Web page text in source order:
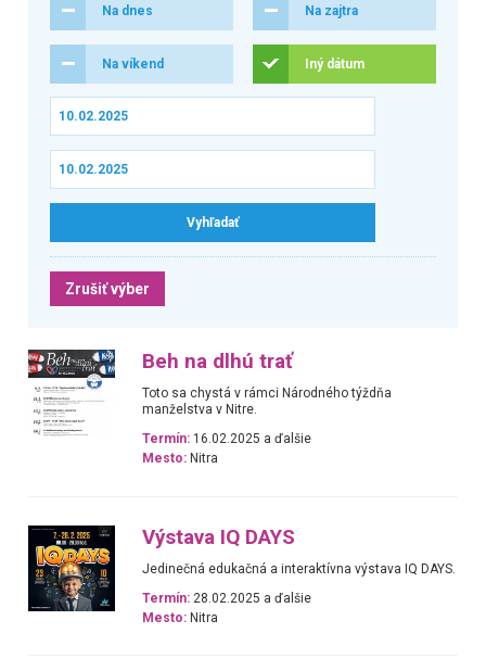
Na dnes Na zajtra
Na víkend Iný dátum
Zrušiť výber
Beh na dlhú trať
Toto sa chystá v rámci Národného týždňa
manželstva v Nitre.
Termín: 16.02.2025 a ďalšie
Mesto: Nitra
Výstava IQ DAYS
Jedinečná edukačná a interaktívna výstava IQ DAYS.
Termín: 28.02.2025 a ďalšie
Mesto: Nitra